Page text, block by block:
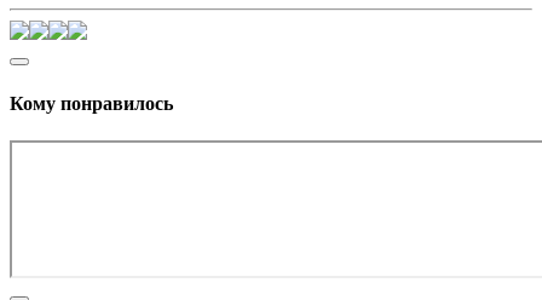
Кому понравилось